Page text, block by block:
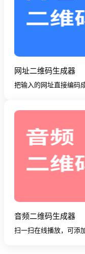
网址二维码生成器
把输入的网址直接编码
音频二维码生成器
扫一扫在线播放，可添